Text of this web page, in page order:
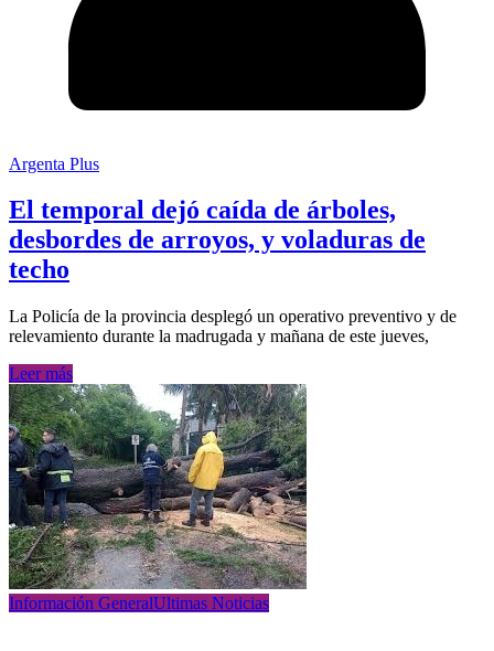
Argenta Plus
El temporal dejó caída de árboles,
desbordes de arroyos, y voladuras de
techo
La Policía de la provincia desplegó un operativo preventivo y de
relevamiento durante la madrugada y mañana de este jueves,
Leer más
Información GeneralUltimas Noticias